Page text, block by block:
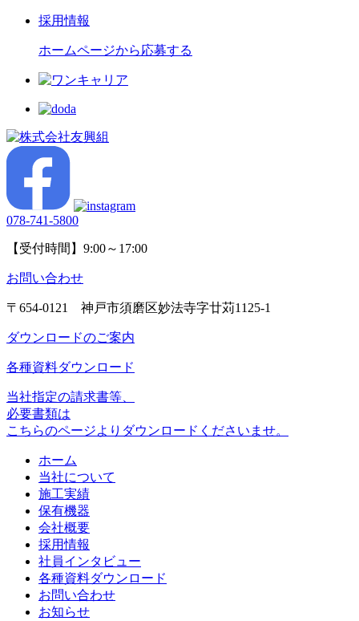
採用情報
ホームページから応募する
078-741-5800
【受付時間】9:00～17:00
お問い合わせ
〒654-0121 神戸市須磨区妙法寺字廿苅1125-1
ダウンロードのご案内
各種資料ダウンロード
当社指定の請求書等、
必要書類は
こちらのページよりダウンロードくださいませ。
ホーム
当社について
施工実績
保有機器
会社概要
採用情報
社員インタビュー
各種資料ダウンロード
お問い合わせ
お知らせ